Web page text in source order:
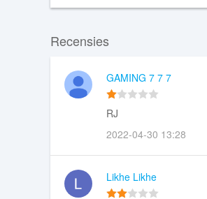
Downloaden XAPK
Recensies
GAMING 7 7 7
RJ
2022-04-30 13:28
Likhe Likhe